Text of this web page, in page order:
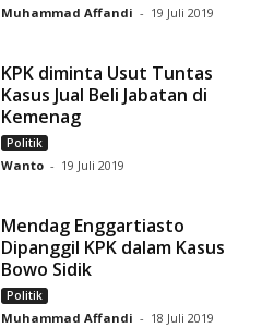
Muhammad Affandi - 19 Juli 2019
KPK diminta Usut Tuntas
Kasus Jual Beli Jabatan di
Kemenag
Politik
Wanto - 19 Juli 2019
Mendag Enggartiasto
Dipanggil KPK dalam Kasus
Bowo Sidik
Politik
Muhammad Affandi - 18 Juli 2019